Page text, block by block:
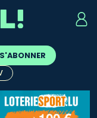
sont
S'ABONNER